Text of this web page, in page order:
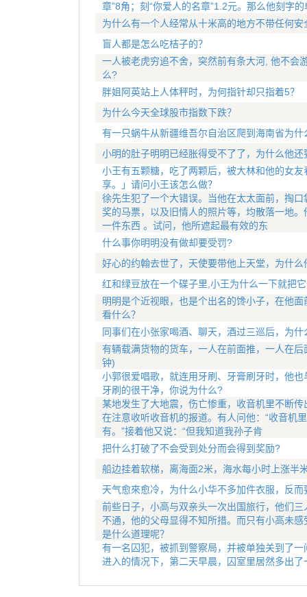
章”8角；刻“你爱人的名章”1.2元。那么他刻字
为什么有一个人经常从十米高的地方不带任何安
盲人都是怎么吃桔子的？
一人被老虎穷追不舍，突然前有条大河, 他不会
么?
胖姐阿英站上人体秤时，为何指针却只指着5？
为什么今天全球股市指数下跌？
有一只蜗牛从新疆维吾尔自治区爬到海南省为什
小明的肚子明明已经胀得受不了了，为什么他还
小王有五颗糖，吃了两颗后，被大林和他的女
享。」请问小王该怎么做？
徐先生犯了一个大错误。当他在太太面前，掏
奖的马票，以及旧情人的照片等，均散落一地
一件东西 。试问，他所遮起最有效的东
什么事你明明没有做却要受罚?
好心的约翰去世了，天使要带他上天堂，为什么
红和绿豆放在一个碟子里,小王为什么一下就把
明明是个近视眼，也是个出名的馋小子，在他
看什么？
同事们在小张家喝酒、聊天，酒过三巡后，为
有辆载满货物的货车，一人在前面推，一人在
钟)
小郭很爱唱歌，就连用牙刷、牙膏刷牙时，他
牙刷的很干净，你说为什么?
某地发生了大地震，伤亡惨重，收音机里不断
在注意收听收音机的报道。有人问他：“收音机
有。”接着他又说：“但我知道我孙子肯
把什么打破了不会受到处分而会得到奖励?
船边挂着软梯，离海面2米，海水每小时上涨半
天气愈來愈冷，为什么小华不多加件衣服，反而
前些日子，小高与双亲头一次出国旅行，他们
不通，他的父母显得不知所措。而只有小高未
是什么道理呢？
有一名囚犯，被抓到警察局，并被单独关到了
进入的情况下，第二天早晨，囚室里居然多出